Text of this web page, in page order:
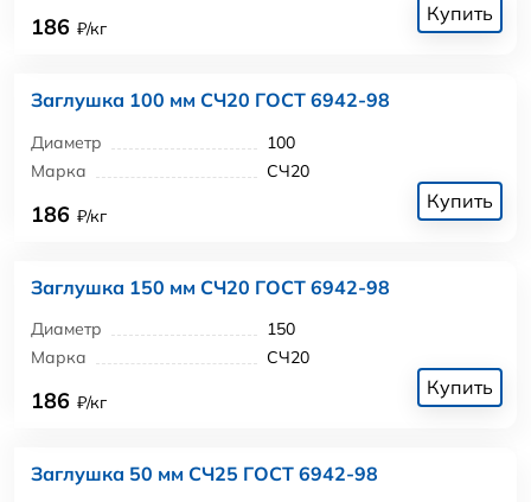
186 ₽/кг
Купить
Заглушка 100 мм СЧ20 ГОСТ 6942-98
Диаметр
100
Марка
СЧ20
186 ₽/кг
Купить
Заглушка 150 мм СЧ20 ГОСТ 6942-98
Диаметр
150
Марка
СЧ20
186 ₽/кг
Купить
Заглушка 50 мм СЧ25 ГОСТ 6942-98